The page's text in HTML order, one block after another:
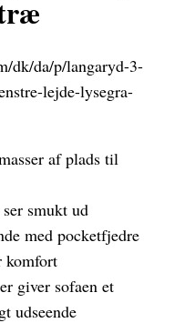
dk/da/p/langaryd-3-
lejde-lysegra-
af plads til
smukt ud
med pocketfjedre
komfort
giver sofaen et
udseende